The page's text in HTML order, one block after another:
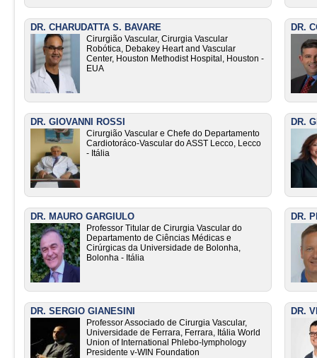
DR. CHARUDATTA S. BAVARE
Cirurgião Vascular, Cirurgia Vascular
Robótica, Debakey Heart and Vascular
Center, Houston Methodist Hospital, Houston -
EUA
DR.
DR. GIOVANNI ROSSI
Cirurgião Vascular e Chefe do Departamento
Cardiotoráco-Vascular do ASST Lecco, Lecco
- Itália
DR.
DR. MAURO GARGIULO
Professor Titular de Cirurgia Vascular do
Departamento de Ciências Médicas e
Cirúrgicas da Universidade de Bolonha,
Bolonha - Itália
DR.
DR. SERGIO GIANESINI
Professor Associado de Cirurgia Vascular,
Universidade de Ferrara, Ferrara, Itália World
Union of International Phlebo-lymphology
Presidente v-WIN Foundation
DR.